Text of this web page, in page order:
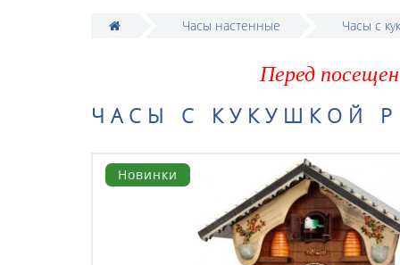
Часы настенные Часы с
Перед
ЧАСЫ С КУКУШКОЙ
Новинки